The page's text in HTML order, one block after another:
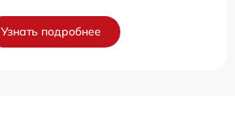
Узнать подробнее